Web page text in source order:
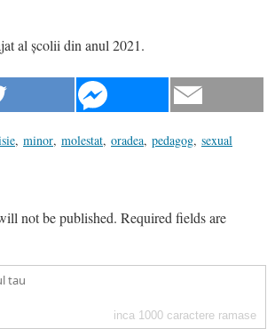
al școlii din anul 2021.
, minor, molestat, oradea, pedagog, sexual
not be published. Required fields are
inca 1000 caractere ramase